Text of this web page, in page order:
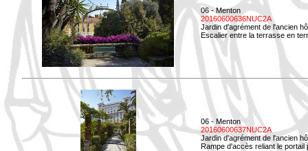
06 - Menton
20160600636NUC2A
Jardin d'agrément de l'ancien
Escalier entre la terrasse en
06 - Menton
20160600637NUC2A
Jardin d'agrément de l'ancien
Rampe d'accès reliant le portail